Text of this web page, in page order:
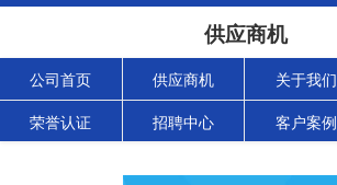
供应商机
公司首页 供应商机 关于我们
荣誉认证 招聘中心 客户案例